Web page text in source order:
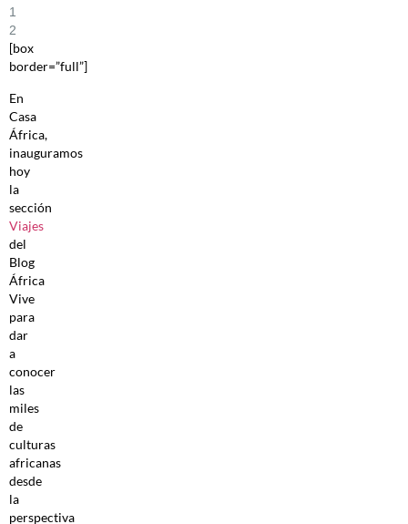
1
2
[box
border=”full”]
En
Casa
África,
inauguramos
hoy
la
sección
Viajes
del
Blog
África
Vive
para
dar
a
conocer
las
miles
de
culturas
africanas
desde
la
perspectiva